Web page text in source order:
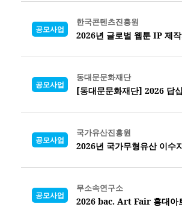
공모사업
한국콘텐츠진흥원
2026년 글로벌 웹툰 IP 제
공모사업
동대문문화재단
[동대문문화재단] 2026 답
공모사업
국가유산진흥원
2026년 국가무형유산 이수
공모사업
무소속연구소
2026 bac. Art Fair 홍대아